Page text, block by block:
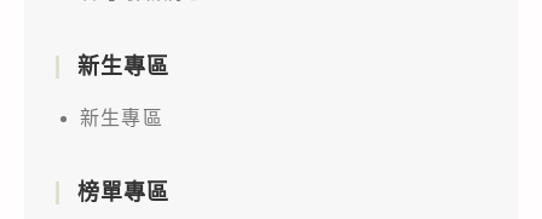
新生專區
新生專區
榜單專區